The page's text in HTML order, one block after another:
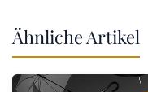
Ähnliche Artikel